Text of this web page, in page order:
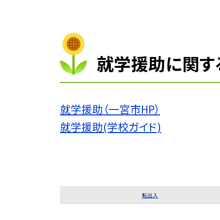
就学援助に関す
就学援助（一宮市HP）
就学援助(学校ガイド)
転出入